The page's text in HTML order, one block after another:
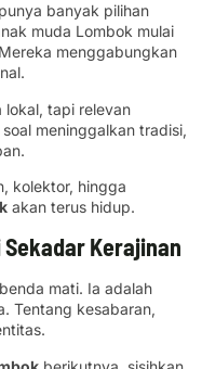
banyak pilihan
muda Lombok mulai
menggabungkan
lokal, tapi relevan
meninggalkan tradisi,
kolektor, hingga
akan terus hidup.
Kerajinan
mati. Ia adalah
Tentang kesabaran,